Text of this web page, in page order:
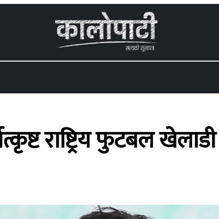
राष्ट्रिय फुटबल